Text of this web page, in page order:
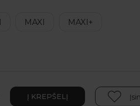
MAXI MAXI+